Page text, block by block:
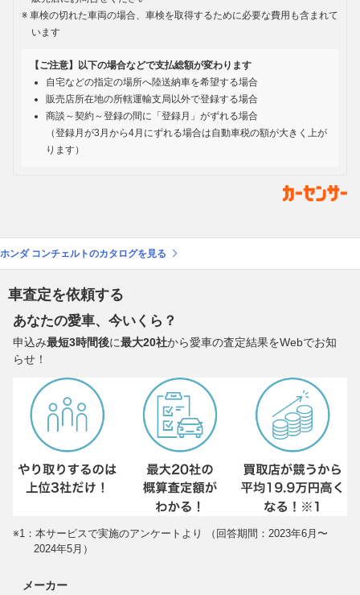
車検の切れた車両の場合、車検を取得するために必要な費用も含まれて
います
【ご注意】以下の場合などで支払総額が変わります
自宅などの指定の場所へ陸送納車を希望する場合
販売店所在地の所轄運輸支局以外で登録する場合
商談～契約～登録の間に「登録月」がずれる場合
（登録月が3月から4月にずれる場合は自動車税の額が大きく上が
ります）
ホンダ コンチェルトのカタログを見る
車査定を依頼する
あなたの愛車、今いくら？
申込み最短3時間後に最大20社から愛車の査定結果をWebでお知
らせ！
※1：本サービスで実施のアンケートより （回答期間：2023年6月〜
2024年5月）
メーカー